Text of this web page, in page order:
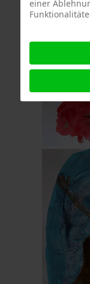
einer